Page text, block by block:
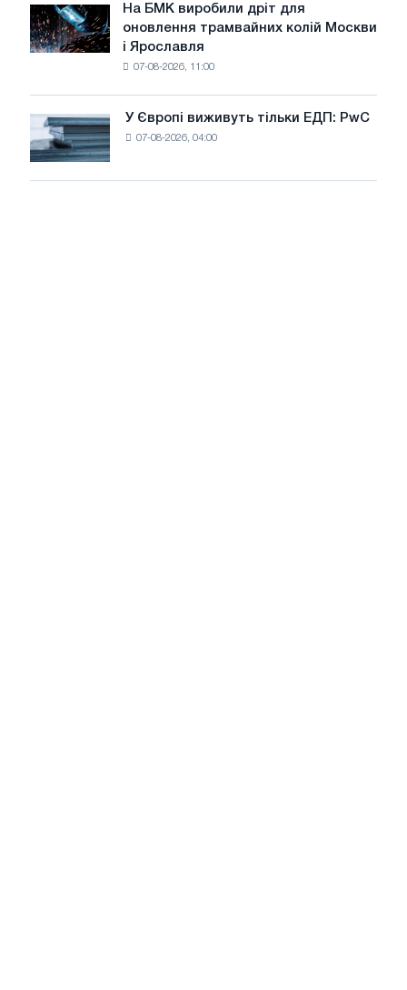
цілей
декарбонізації
липні
На
БМК
виробили
трамвайних
колій
Москви
і
На БМК виробили дріт для
оновлення трамвайних колій Москви
і Ярославля
07-08-2026, 11:00
Європі
виживуть
тільки
У Європі виживуть тільки ЕДП: PwC
07-08-2026, 04:00